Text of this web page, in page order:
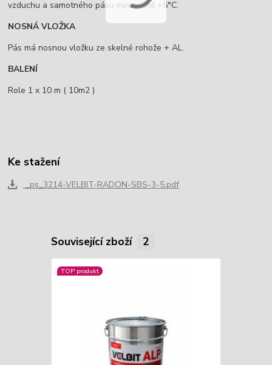
vzduchu a samotného pásu minimálně +5°C.
NOSNÁ VLOŽKA
Pás má nosnou vložku ze skelné rohože + AL.
BALENÍ
Role 1 x 10 m ( 10m2 )
Ke stažení
_ps_3214-VELBIT-RADON-SBS-3-5.pdf
Související zboží 2
TOP produkt